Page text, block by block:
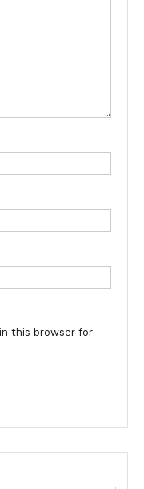
this browser for